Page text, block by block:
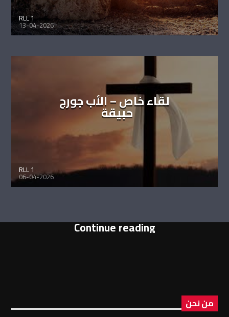
RLL 1
13-04-2026
لقاء خاص – الأب جورج
حبيقة
RLL 1
06-04-2026
Continue reading
من نحن